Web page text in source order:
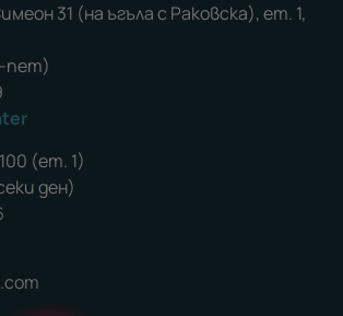
31 (на ъгъла с Раковска), ет. 1,
пет)
(ет. 1)
ден)